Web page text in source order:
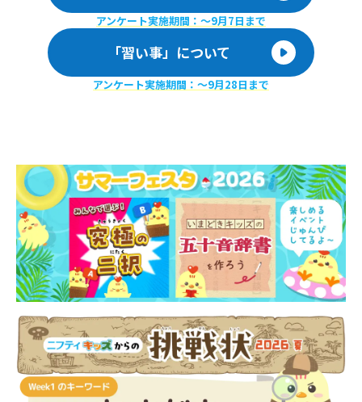
アンケート実施期間：〜9月7日まで
「習い事」について
アンケート実施期間：〜9月28日まで